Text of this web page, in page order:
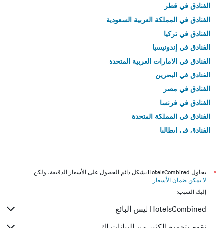
الفنادق في قطر
الفنادق في المملكة العربية السعودية
الفنادق في تركيا
الفنادق في إندونيسيا
الفنادق في الامارات العربية المتحدة
الفنادق في البحرين
الفنادق في مصر
الفنادق في فرنسا
الفنادق في المملكة المتحدة
الفنادق في إيطاليا
*
يحاول HotelsCombined بشكل دائم الحصول على الأسعار الدقيقة، ولكن
لا يمكن ضمان الأسعار .
إليك السبب:
HotelsCombined ليس البائع